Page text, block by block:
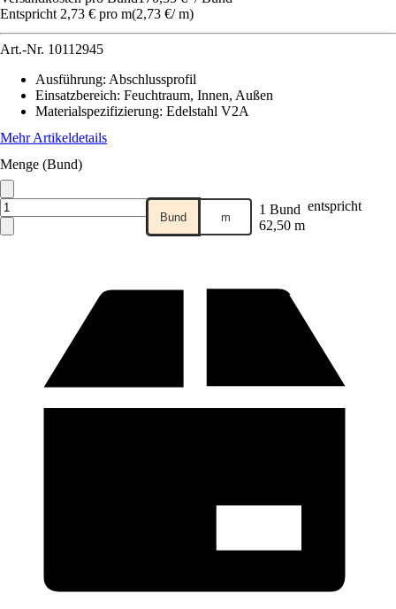
Entspricht 2,73 € pro m(2,73 €/ m)
Art.-Nr. 10112945
Ausführung: Abschlussprofil
Einsatzbereich: Feuchtraum, Innen, Außen
Materialspezifizierung: Edelstahl V2A
Mehr Artikeldetails
Menge (Bund)
Bund m 1 Bund entspricht
62,50 m